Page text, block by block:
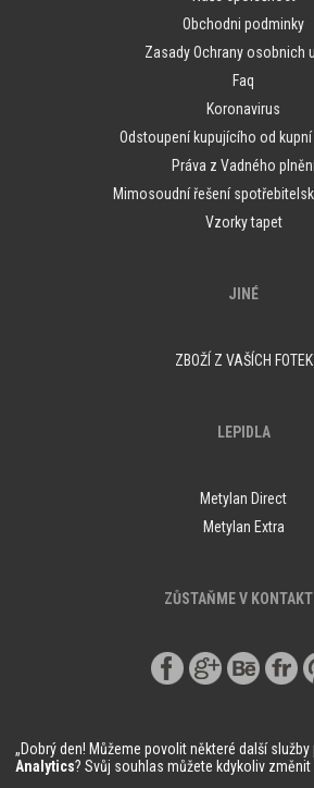
Obchodni podminky
Zasady Ochrany osobnich
Faq
Koronavirus
Odstoupení kupujícího od
Práva z Vadného
Mimosoudní řešení
Vzorky tapet
JINÉ
ZBOŽÍ Z VAŠÍCH FOTEK
LEPIDLA
Metylan Direct
Metylan Extra
ZŮSTAŇME V
„Dobrý den! Můžeme povolit některé další služby
Analytics? Svůj souhlas můžete kdykoliv